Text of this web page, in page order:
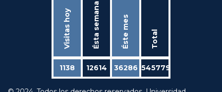
Visitas hoy Ésta semana Éste mes Total
1138 12614 36286 545779